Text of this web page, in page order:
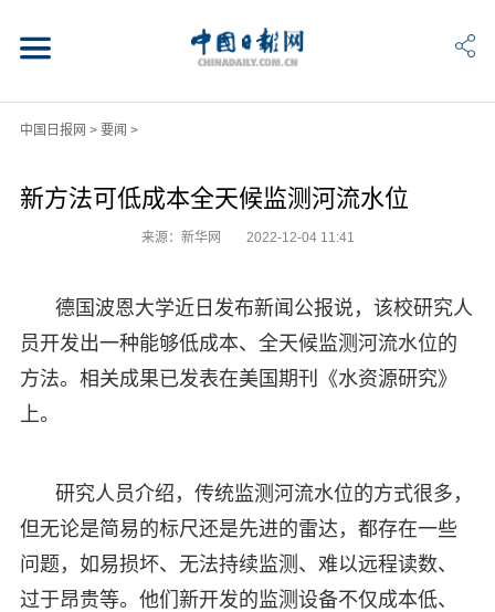
中国日报网 > 要闻 >
新方法可低成本全天候监测河流水位
来源：新华网 2022-12-04 11:41
德国波恩大学近日发布新闻公报说，该校研究人
员开发出一种能够低成本、全天候监测河流水位的
方法。相关成果已发表在美国期刊《水资源研究》
上。
研究人员介绍，传统监测河流水位的方式很多，
但无论是简易的标尺还是先进的雷达，都存在一些
问题，如易损坏、无法持续监测、难以远程读数、
过于昂贵等。他们新开发的监测设备不仅成本低、